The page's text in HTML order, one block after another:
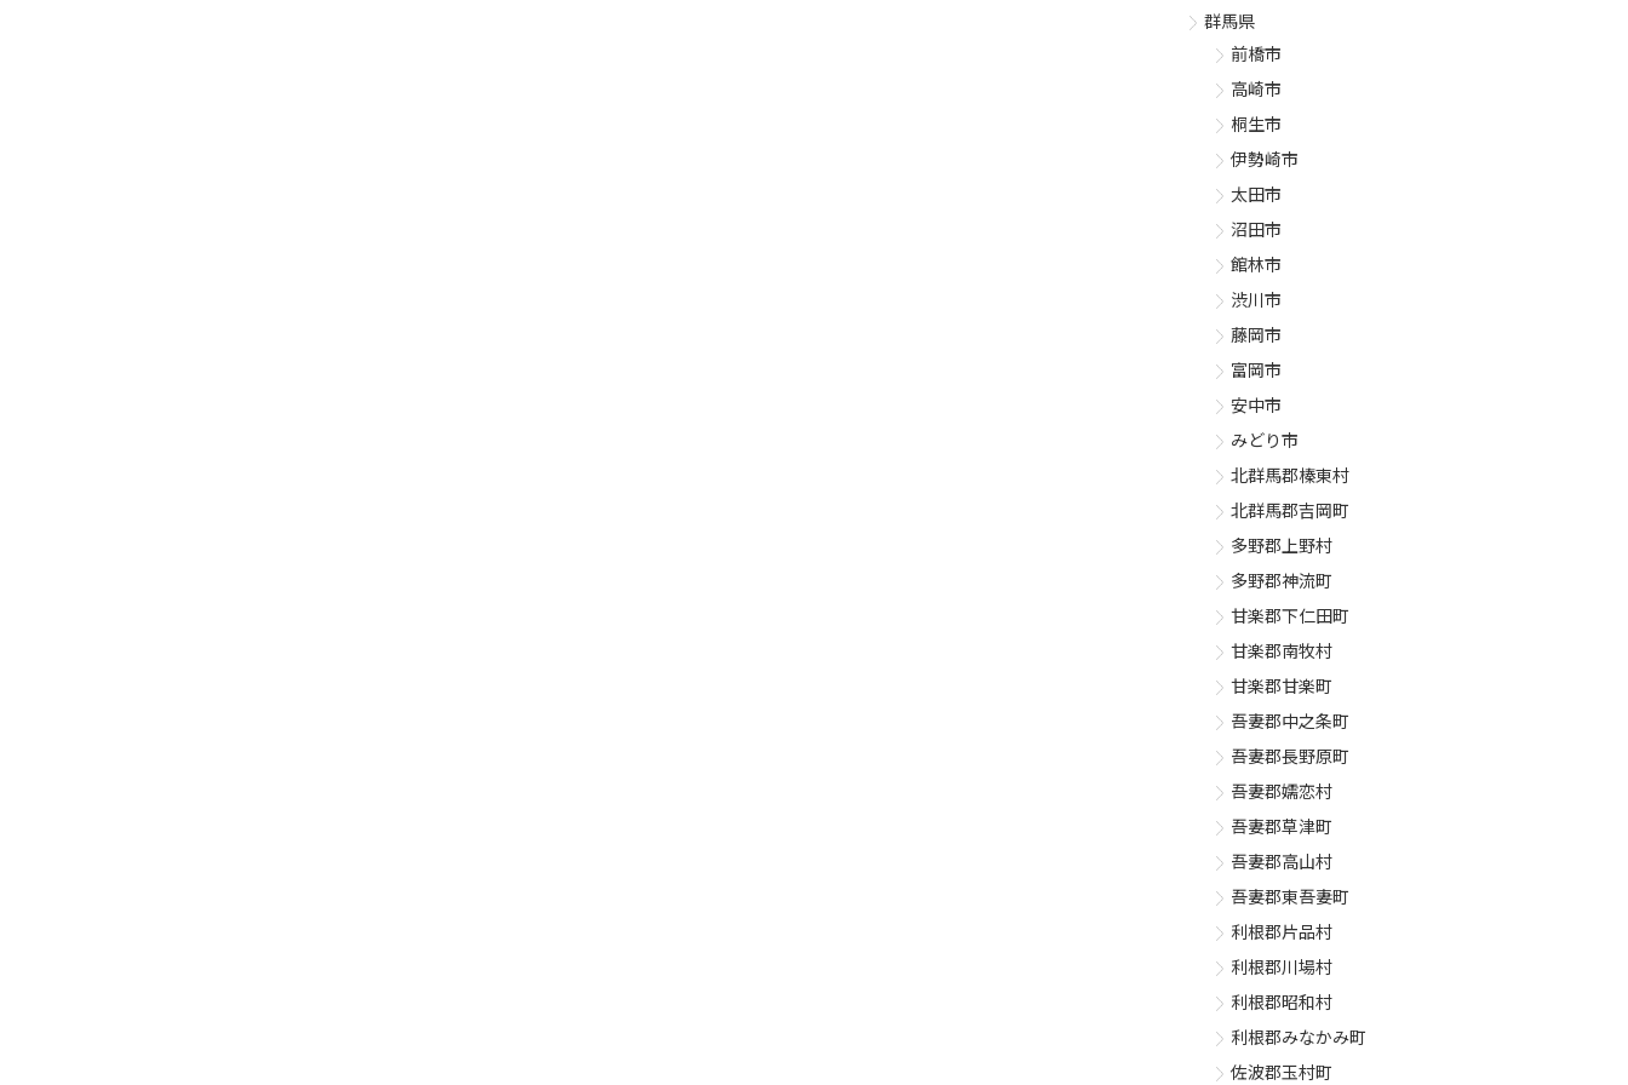
群馬県
前橋市
高崎市
桐生市
伊勢崎市
太田市
沼田市
館林市
渋川市
藤岡市
富岡市
安中市
みどり市
北群馬郡榛東村
北群馬郡吉岡町
多野郡上野村
多野郡神流町
甘楽郡下仁田町
甘楽郡南牧村
甘楽郡甘楽町
吾妻郡中之条町
吾妻郡長野原町
吾妻郡嬬恋村
吾妻郡草津町
吾妻郡高山村
吾妻郡東吾妻町
利根郡片品村
利根郡川場村
利根郡昭和村
利根郡みなかみ町
佐波郡玉村町